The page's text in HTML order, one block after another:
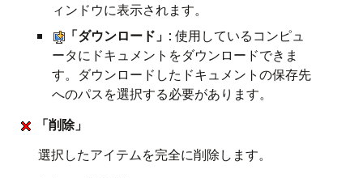
ィンドウに表示されます。
「ダウンロード」 : 使用しているコンピュ
ータにドキュメントをダウンロードできま
す。ダウンロードしたドキュメントの保存先
へのパスを選択する必要があります。
「削除」
選択したアイテムを完全に削除します。